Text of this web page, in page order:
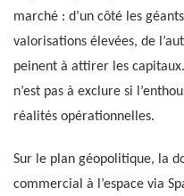
marché : d’un côté les
valorisations élevées, de
peinent à attirer les
n’est pas à exclure si
réalités opérationnelles.
Sur le plan géopolitique, la
commercial à l’espace via